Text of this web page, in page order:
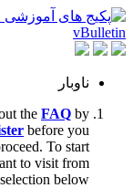
ناوبار
the FAQ by
before you
To start
to visit from
below.